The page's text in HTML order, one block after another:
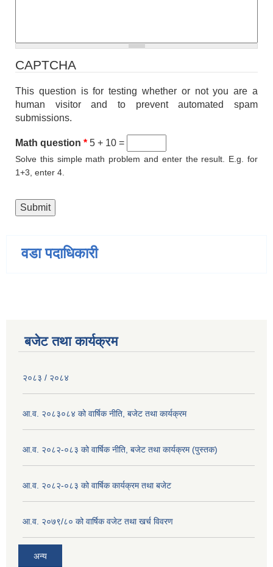
CAPTCHA
This question is for testing whether or not you are a
human visitor and to prevent automated spam
submissions.
Math question * 5 + 10 =
Solve this simple math problem and enter the result. E.g. for
1+3, enter 4.
वडा पदाधिकारी
बजेट तथा कार्यक्रम
२०८३ / २०८४
आ.व. २०८३०८४ को वार्षिक नीति, बजेट तथा कार्यक्रम
आ.व. २०८२-०८३ को वार्षिक नीति, बजेट तथा कार्यक्रम (पुस्तक)
आ.व. २०८२-०८३ को वार्षिक कार्यक्रम तथा बजेट
आ.व. २०७९/८० को वार्षिक वजेट तथा खर्च विवरण
अन्य